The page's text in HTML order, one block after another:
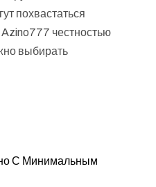
похвастаться
честностью
выбирать
С Минимальным